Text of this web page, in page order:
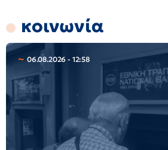
κοινωνία
06.08.2026 - 12:58